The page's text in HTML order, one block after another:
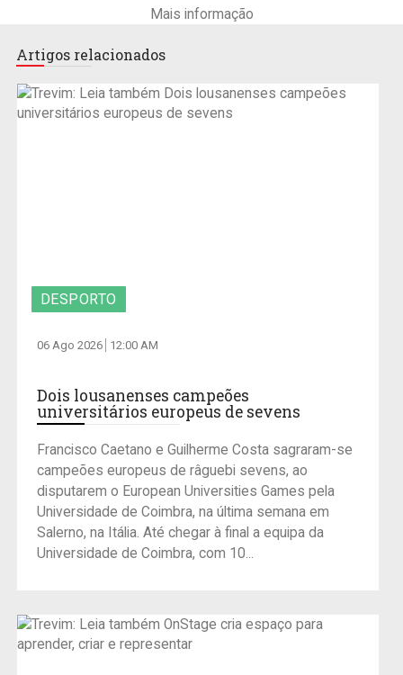
Mais informação
Artigos relacionados
DESPORTO
06 Ago 2026 12:00 AM
Dois lousanenses campeões
universitários europeus de sevens
Francisco Caetano e Guilherme Costa sagraram-se
campeões europeus de râguebi sevens, ao
disputarem o European Universities Games pela
Universidade de Coimbra, na última semana em
Salerno, na Itália. Até chegar à final a equipa da
Universidade de Coimbra, com 10...